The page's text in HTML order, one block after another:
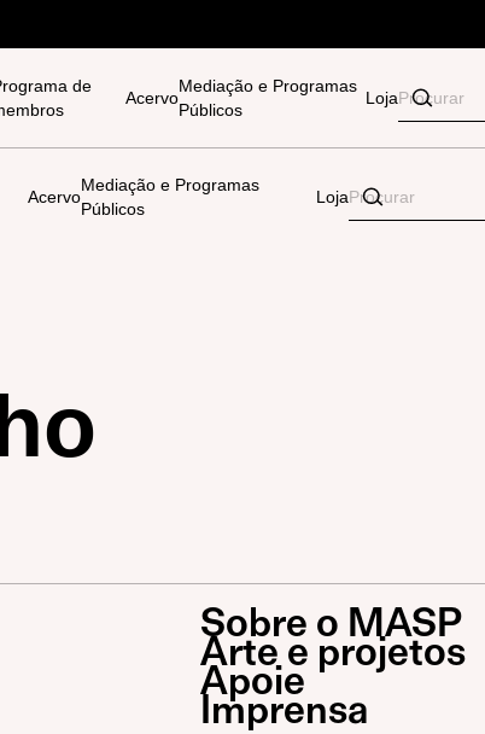
de
Acervo
Mediação e Programas
Públicos
Loja
Acervo
Mediação e Programas
Públicos
Loja
Sobre o MASP
Arte e projetos
Apoie
Imprensa